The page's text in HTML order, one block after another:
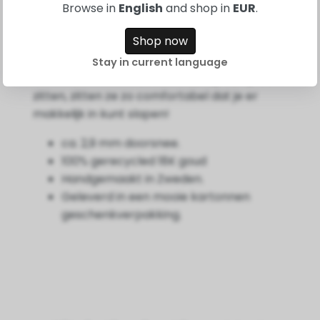
Mooie oorbellen in ons Comfort model met
een haakje aan de achterkant. Je draait de
zitten, zitten ze zo comfortabel dat je er
makkelijk in kunt slapen!
ca. 2,9 mm doorsnee.
100% gerecycled 18K goud
Handgemaakt in Zweden.
Geleverd in een mooie kartonnen
geschenkverpakking.
Browse in English and shop in EUR.
Shop now
Stay in current language